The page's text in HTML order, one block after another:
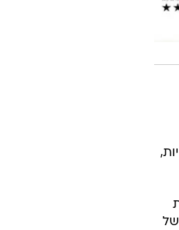
של